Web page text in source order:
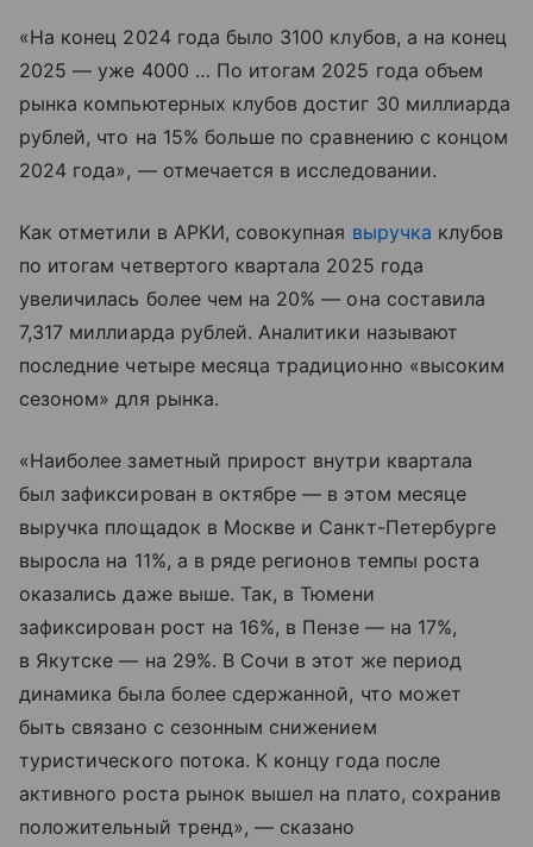
«На конец 2024 года было 3100 клубов, а на конец
2025 — уже 4000 … По итогам 2025 года объем
рынка компьютерных клубов достиг 30 миллиарда
рублей, что на 15% больше по сравнению с концом
2024 года», — отмечается в исследовании.
Как отметили в АРКИ, совокупная выручка клубов
по итогам четвертого квартала 2025 года
увеличилась более чем на 20% — она составила
7,317 миллиарда рублей. Аналитики называют
последние четыре месяца традиционно «высоким
сезоном» для рынка.
«Наиболее заметный прирост внутри квартала
был зафиксирован в октябре — в этом месяце
выручка площадок в Москве и Санкт-Петербурге
выросла на 11%, а в ряде регионов темпы роста
оказались даже выше. Так, в Тюмени
зафиксирован рост на 16%, в Пензе — на 17%,
в Якутске — на 29%. В Сочи в этот же период
динамика была более сдержанной, что может
быть связано с сезонным снижением
туристического потока. К концу года после
активного роста рынок вышел на плато, сохранив
положительный тренд», — сказано